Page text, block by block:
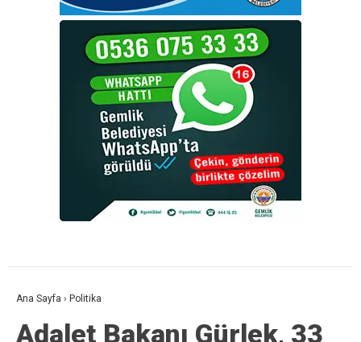
Ana Sayfa › Politika
Adalet Bakanı Gürlek, 33